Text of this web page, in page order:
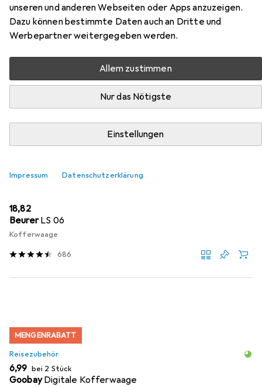
unseren und anderen Webseiten oder Apps anzuzeigen.
Dazu können bestimmte Daten auch an Dritte und
Werbepartner weitergegeben werden.
Allem zustimmen
Nur das Nötigste
Einstellungen
Impressum Datenschutzerklärung
Zubehör für Brics BY Ulisse 4-
Rollen Trolley 71 cm
Hier findest du passendes Zubehör zum Produkt Brics BY
Ulisse 4-Rollen Trolley 71 cm aus der Kategorie
Relevanz
Produktliste
EUR
18,82
Beurer LS 06
Kofferwaage
686
MENGENRABATT
Reisezubehör
EUR
6,99 bei 2 Stück
Goobay Digitale Kofferwaage